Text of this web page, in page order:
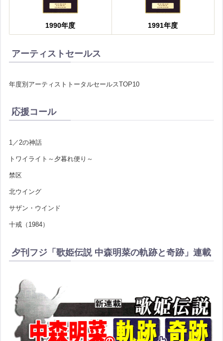
1990年度 1991年度
アーティストセールス
年度別アーティストトータルセールスTOP10
応援コール
1／2の神話
トワイライト～夕暮れ便り～
禁区
北ウイング
サザン・ウインド
十戒（1984）
夕刊フジ「歌姫伝説 中森明菜の軌跡と奇跡」連載